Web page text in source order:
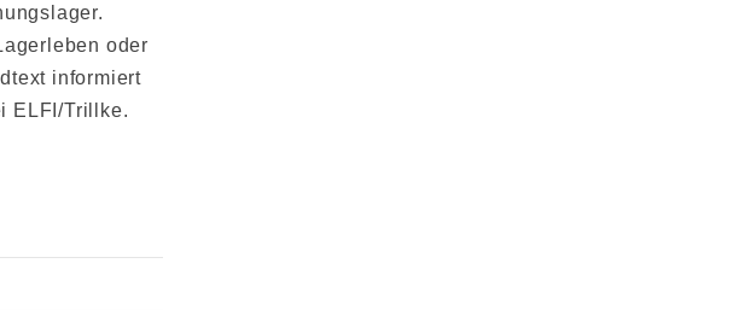
oder
informiert
ELFI/Trillke.